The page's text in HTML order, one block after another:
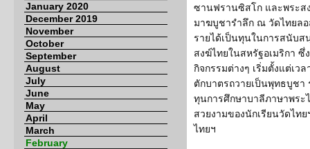
January 2020
December 2019
November
October
September
August
July
June
May
April
March
February
ซานฟรานซิสโก และพระส
มาฆบูชารำลึก ณ วัดไทยลอ
รายได้เป็นทุนในการสนับส
สงฆ์ไทยในสหรัฐอเมริกา
กิจกรรมต่างๆ เริ่มตั้งแต่เ
ตักบาตรถวายเป็นพุทธบูชา
ทุนการศึกษาบาลีภาษาพระ
สวยงามของนักเรียนวัดไท
ไทยฯ